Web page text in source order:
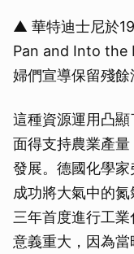
▲ 華特迪士尼於
Pan and Into the
婦們宣導保留殘餘
這種資源運用凸
面得支持農業產
發展。德國化學家
成功將大氣中的
三年首度進行工
意義重大，因為